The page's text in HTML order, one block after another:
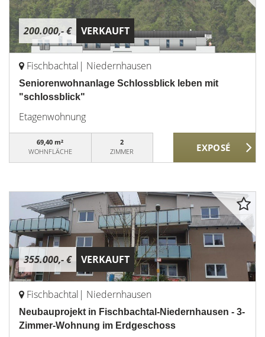
200.000,- € VERKAUFT
Fischbachtal| Niedernhausen
Seniorenwohnanlage Schlossblick leben mit
"schlossblick"
Etagenwohnung
69,40 m²
WOHNFLÄCHE
2
ZIMMER
355.000,- € VERKAUFT
Fischbachtal| Niedernhausen
Neubauprojekt in Fischbachtal-Niedernhausen - 3-
Zimmer-Wohnung im Erdgeschoss